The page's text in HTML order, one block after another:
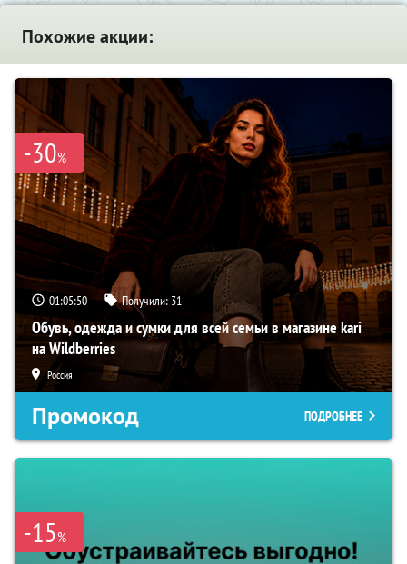
Похожие акции:
-30%
01:05:50 Получили: 31
Обувь, одежда и сумки для всей семьи в магазине kari
на Wildberries
Россия
Промокод ПОДРОБНЕЕ
-15%